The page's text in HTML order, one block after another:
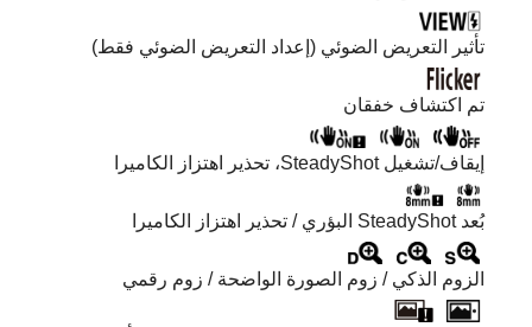
تأثير التعريض الضوئي (إعداد التعريض الضوئي فقط)
تم اكتشاف خفقان
إيقاف/تشغيل SteadyShot، تحذير اهتزاز الكاميرا
بُعد SteadyShot البؤري / تحذير اهتزاز الكاميرا
الزوم الذكي / زوم الصورة الواضحة / زوم رقمي